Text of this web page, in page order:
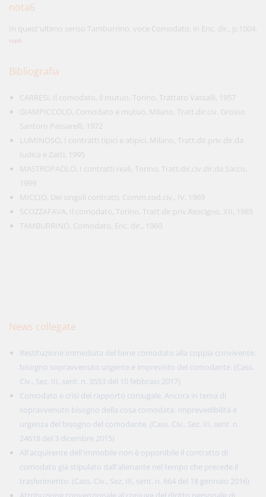
nota6
In quest'ultimo senso Tamburrino, voce Comodato, in Enc. dir., p.1004.
top6
Bibliografia
CARRESI, Il comodato, il mutuo, Torino, Trattato Vassalli, 1957
GIAMPICCOLO, Comodato e mutuo, Milano, Tratt.dir.civ. Grosso
Santoro Passarelli, 1972
LUMINOSO, I contratti tipici e atipici, Milano, Tratt.dir.priv.dir.da
Iudica e Zatti, 1995
MASTROPAOLO, I contratti reali, Torino, Tratt.dir.civ.dir.da Sacco,
1999
MICCIO, Dei singoli contratti, Comm.cod.civ., IV, 1969
SCOZZAFAVA, Il comodato, Torino, Tratt.dir.priv.Rescigno, XII, 1985
TAMBURRINO, Comodato, Enc. dir., 1960
News collegate
Restituzione immediata del bene comodato alla coppia convivente:
bisogno sopravvenuto urgente e imprevisto del comodante. (Cass.
Civ., Sez. III, sent. n. 3553 del 10 febbraio 2017)
Comodato e crisi del rapporto coniugale. Ancora in tema di
sopravvenuto bisogno della cosa comodata. Imprevedibilità e
urgenza del bisogno del comodante. (Cass. Civ., Sez. III, sent. n.
24618 del 3 dicembre 2015)
All'acquirente dell'immobile non è opponibile il contratto di
comodato già stipulato dall'alienante nel tempo che precede il
trasferimento. (Cass. Civ., Sez. III, sent. n. 664 del 18 gennaio 2016)